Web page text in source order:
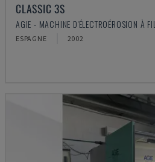
CLASSIC 3S
AGIE - MACHINE D'ÉLECTROÉROSION À FIL
ESPAGNE 2002